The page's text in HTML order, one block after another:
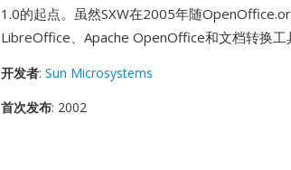
1.0的起点。虽然SXW在2005年随
LibreOffice、Apache OpenOffice和文档转换工
开发者: Sun Microsystems
首次发布: 2002